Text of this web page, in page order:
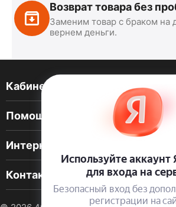
Возврат товара без
Заменим товар с браком на
вернем деньги.
Кабинет покупателя
Помощь покупателю
Интернет-магазин
Контакты